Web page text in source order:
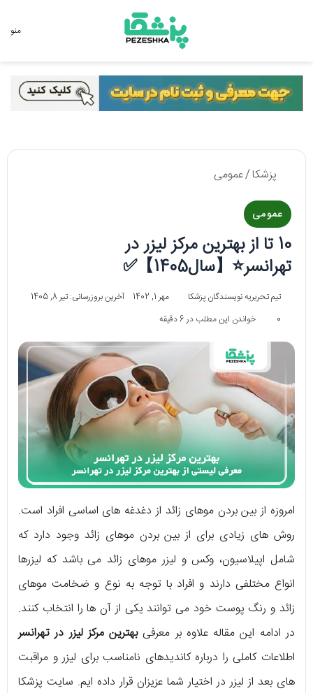
منو
پزشکا/عمومی
عمومی
10 تا از بهترین مرکز لیزر در
تهرانسر⭐【سال1405】✅
تیم تحریریه نویسندگان پزشکا مهر 1, 1402
آخرین بروزرسانی: تیر 8, 1405
0
خواندن این مطلب در 6 دقیقه
امروزه از بین بردن موهای زائد از دغدغه های اساسی افراد است.
روش های زیادی برای از بین بردن موهای زائد وجود دارد که
شامل اپیلاسیون، وکس و لیزر موهای زائد می باشد که لیزرها
انواع مختلفی دارند و افراد با توجه به نوع و ضخامت موهای
زائد و رنگ پوست خود می توانند یکی از آن ها را انتخاب کنند.
در ادامه این مقاله علاوه بر معرفیبهترین مرکز لیزر در تهرانسر
اطلاعات کاملی را درباره کاندیدهای نامناسب برای لیزر و مراقبت
های بعد از لیزر در اختیار شما عزیزان قرار داده ایم. سایت پزشکا